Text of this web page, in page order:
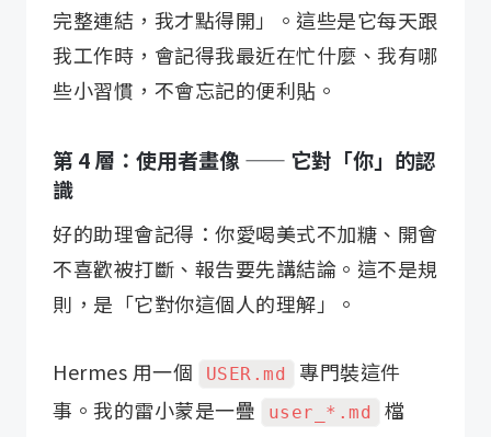
完整連結，我才點得開」。這些是它每天跟
我工作時，會記得我最近在忙什麼、我有哪
些小習慣，不會忘記的便利貼。
第 4 層：使用者畫像 —— 它對「你」的認
識
好的助理會記得：你愛喝美式不加糖、開會
不喜歡被打斷、報告要先講結論。這不是規
則，是「它對你這個人的理解」。
Hermes 用一個 USER.md
專門裝這件
事。我的雷小蒙是一疊
user_*.md
檔